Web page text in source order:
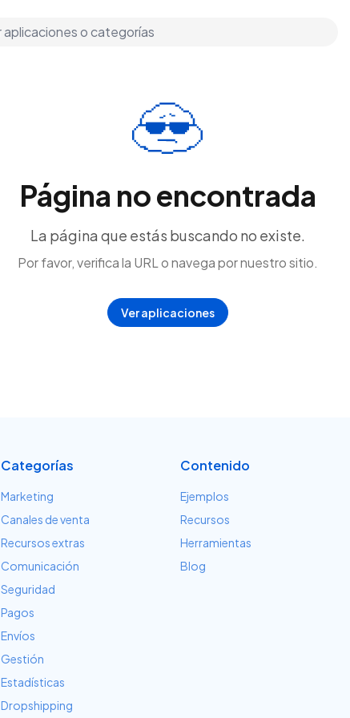
Página no encontrada
La página que estás buscando no existe.
Por favor, verifica la URL o navega por nuestro sitio.
Ver aplicaciones
Categorías
Marketing
Canales de venta
Recursos extras
Comunicación
Seguridad
Pagos
Envíos
Gestión
Estadísticas
Dropshipping
Contenido
Ejemplos
Recursos
Herramientas
Blog